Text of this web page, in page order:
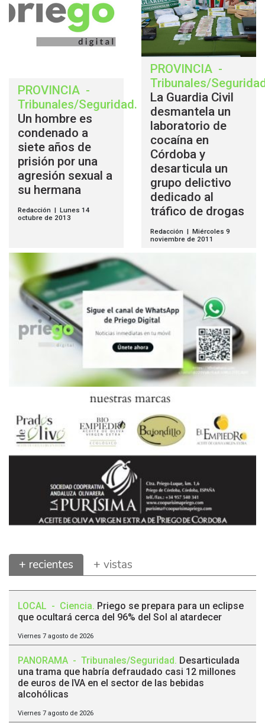
PROVINCIA -
Tribunales/Seguridad.
Un hombre es
condenado a
siete años de
prisión por una
agresión sexual a
su hermana
Redacción | Lunes 14
octubre de 2013
PROVINCIA -
Tribunales/
La Guardia Civil
desmantela un
laboratorio de
cocaína en
Córdoba y
desarticula un
grupo delictivo
dedicado al
tráfico de drogas
Redacción | Miércoles 9
noviembre de 2011
+ recientes + vistas
LOCAL - Ciencia. Priego se prepara para un eclipse
que ocultará cerca del 96% del Sol al atardecer
Viernes 7 agosto de 2026
PANORAMA - Tribunales/Seguridad. Desarticulada
una trama que habría defraudado casi 12 millones
de euros de IVA en el sector de las bebidas
alcohólicas
Viernes 7 agosto de 2026